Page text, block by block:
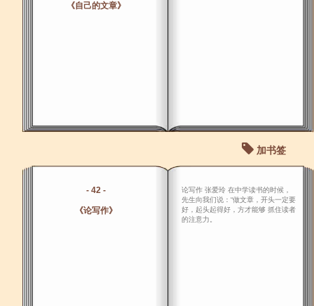
《自己的文章》
加书签
- 42 -
《论写作》
论写作 张爱玲 在中学读书的时候，
先生向我们说：“做文章，开头一定要
好，起头起得好，方才能够 抓住读者
的注意力。